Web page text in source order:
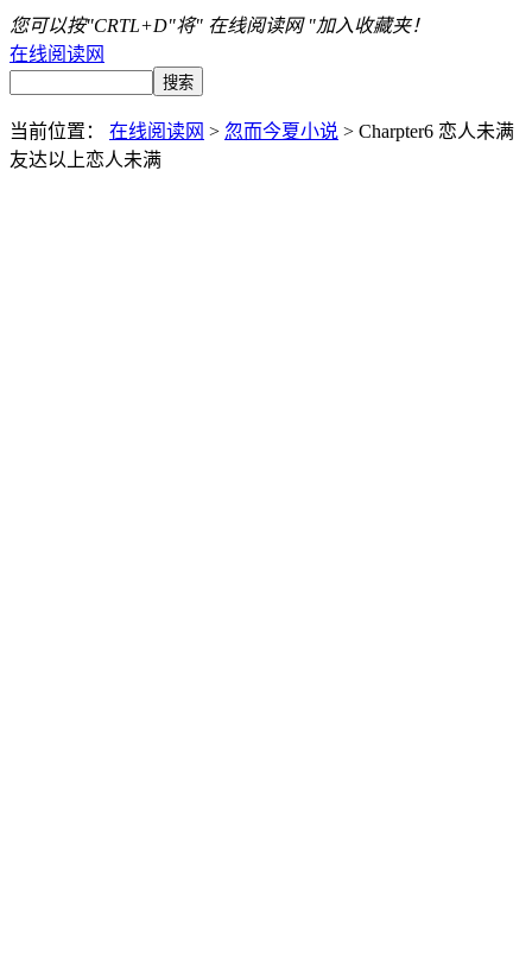
您可以按"CRTL+D"将" 在线阅读网 "加入收藏夹！
在线阅读网
当前位置： 在线阅读网 > 忽而今夏小说 > Charpter6 恋人未满
友达以上恋人未满